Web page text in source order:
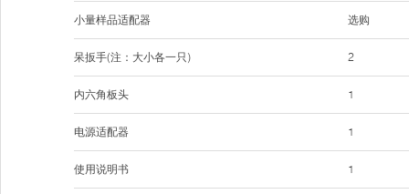
小量样品适配器
呆扳手(注：大小各一只)
内六角板头
电源适配器
使用说明书
选购
2
1
1
1